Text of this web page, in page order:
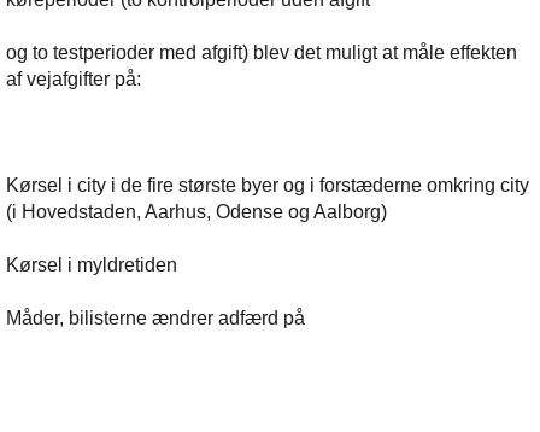
og to testperioder med afgift) blev det muligt at måle effekten
af vejafgifter på:
Kørsel i city i de fire største byer og i forstæderne omkring city
(i Hovedstaden, Aarhus, Odense og Aalborg)
Kørsel i myldretiden
Måder, bilisterne ændrer adfærd på